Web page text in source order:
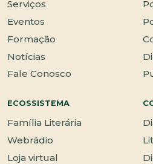
Serviços
Eventos
Formação
Notícias
Fale Conosco
ECOSSISTEMA
Família Literária
Webrádio
Loja virtual